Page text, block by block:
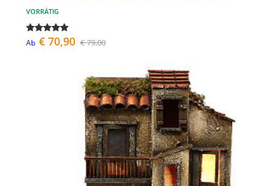
VORRÄTIG
Ab € 70,90 € 79,00